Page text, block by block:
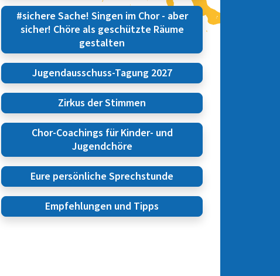
#sichere Sache! Singen im Chor - aber
sicher! Chöre als geschützte Räume
gestalten
Jugendausschuss-Tagung 2027
Zirkus der Stimmen
Chor-Coachings für Kinder- und
Jugendchöre
Eure persönliche Sprechstunde
Empfehlungen und Tipps